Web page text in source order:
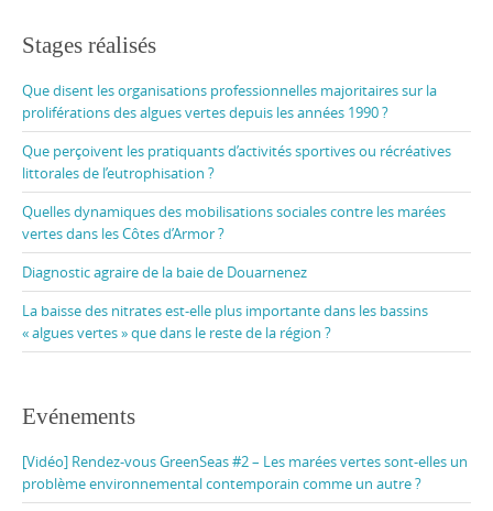
Stages réalisés
Que disent les organisations professionnelles majoritaires sur la
proliférations des algues vertes depuis les années 1990 ?
Que perçoivent les pratiquants d’activités sportives ou récréatives
littorales de l’eutrophisation ?
Quelles dynamiques des mobilisations sociales contre les marées
vertes dans les Côtes d’Armor ?
Diagnostic agraire de la baie de Douarnenez
La baisse des nitrates est-elle plus importante dans les bassins
« algues vertes » que dans le reste de la région ?
Evénements
[Vidéo] Rendez-vous GreenSeas #2 – Les marées vertes sont-elles un
problème environnemental contemporain comme un autre ?